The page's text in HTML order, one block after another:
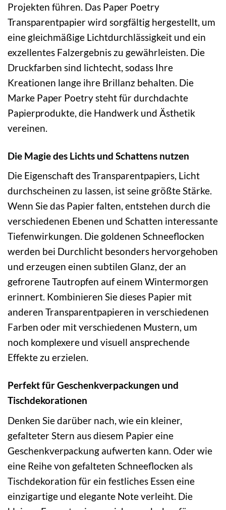
Projekten führen. Das Paper Poetry
Transparentpapier wird sorgfältig hergestellt, um
eine gleichmäßige Lichtdurchlässigkeit und ein
exzellentes Falzergebnis zu gewährleisten. Die
Druckfarben sind lichtecht, sodass Ihre
Kreationen lange ihre Brillanz behalten. Die
Marke Paper Poetry steht für durchdachte
Papierprodukte, die Handwerk und Ästhetik
vereinen.
Die Magie des Lichts und Schattens nutzen
Die Eigenschaft des Transparentpapiers, Licht
durchscheinen zu lassen, ist seine größte Stärke.
Wenn Sie das Papier falten, entstehen durch die
verschiedenen Ebenen und Schatten interessante
Tiefenwirkungen. Die goldenen Schneeflocken
werden bei Durchlicht besonders hervorgehoben
und erzeugen einen subtilen Glanz, der an
gefrorene Tautropfen auf einem Wintermorgen
erinnert. Kombinieren Sie dieses Papier mit
anderen Transparentpapieren in verschiedenen
Farben oder mit verschiedenen Mustern, um
noch komplexere und visuell ansprechende
Effekte zu erzielen.
Perfekt für Geschenkverpackungen und
Tischdekorationen
Denken Sie darüber nach, wie ein kleiner,
gefalteter Stern aus diesem Papier eine
Geschenkverpackung aufwerten kann. Oder wie
eine Reihe von gefalteten Schneeflocken als
Tischdekoration für ein festliches Essen eine
einzigartige und elegante Note verleiht. Die